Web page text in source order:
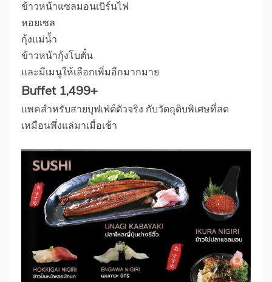
ข้าวหน้าแซลมอนเบิร์นไฟ
หอยเซล
กุ้งแม่น้ำ
ข้าวหน้ากุ้งโบตั๋น
และมีเมนูให้เลือกเพิ่มอีกมากมาย
Buffet 1,499+
แพคสำหรับสายบุฟเฟ่ต์ตัวจริง กับวัตถุดิบพิเศษที่สด
เหมือนพึ่งแล่มาเมื่อเช้า